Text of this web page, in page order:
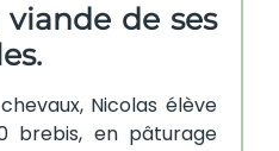
de ses
Nicolas élève
brebis, en pâturage